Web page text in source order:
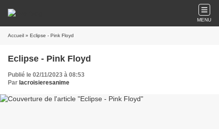
MENU
Accueil » Eclipse - Pink Floyd
Eclipse - Pink Floyd
Publié le 02/11/2023 à 08:53
Par lacroisieresanime